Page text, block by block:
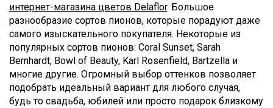
интернет-магазина цветов Delaflor. Большое
разнообразие сортов пионов, которые порадуют даже
самого изыскательного покупателя. Некоторые из
популярных сортов пионов: Coral Sunset, Sarah
Bernhardt, Bowl of Beauty, Karl Rosenfield, Bartzella и
многие другие. Огромный выбор оттенков позволяет
подобрать идеальный вариант для любого случая,
будь то свадьба, юбилей или просто подарок близкому